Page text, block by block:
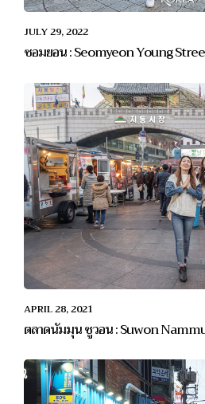
JULY 29, 2022
ซอมยอน : Seomyeon Young
APRIL 28, 2021
ตลาดนัมมุน ซูวอน : Suwon